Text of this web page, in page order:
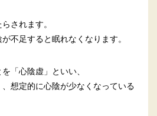
されます。
不足すると眠れなくなります。
「心陰虚」といい、
想定的に心陰が少なくなっている